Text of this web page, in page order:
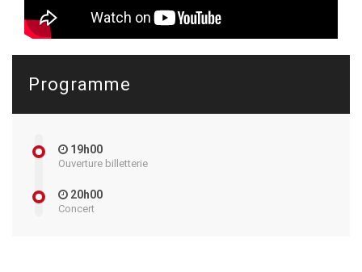
Programme
19h00
Ouverture billetterie
20h00
Concert